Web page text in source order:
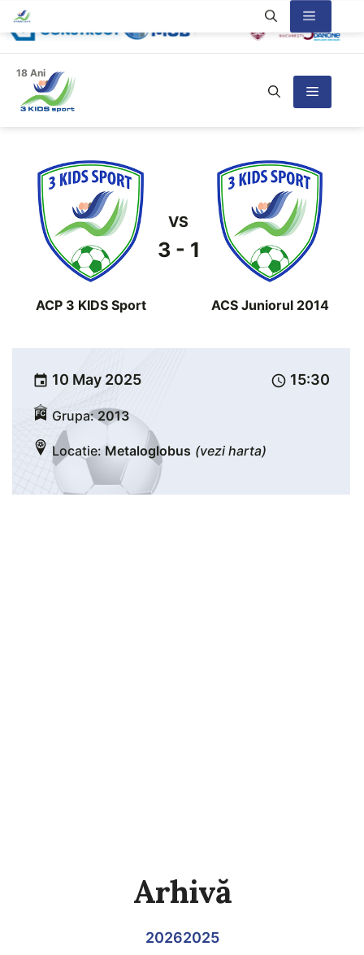
Sari
la
conținut
18 Ani
Meniu
Meniu
ACP 3 KIDS Sport
VS
3 - 1
ACS Juniorul 2014
event 10 May 2025 schedule 15:30
Grupa:2013
Locatie: Metaloglobus (vezi harta)
Arhivă
20262025